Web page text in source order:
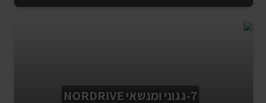
7-גגוני ומנשאי NORDRIVE